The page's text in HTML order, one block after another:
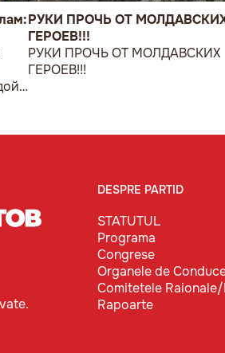
РУКИ ПРОЧЬ ОТ
ГЕРОЕВ!!!
РУКИ ПРОЧЬ ОТ МОЛДАВСКИХ
ГЕРОЕВ!!!
DESPRE PARTID
STATUTUL
Programa
Congrese
Organele de
Comitetele
Rapoarte